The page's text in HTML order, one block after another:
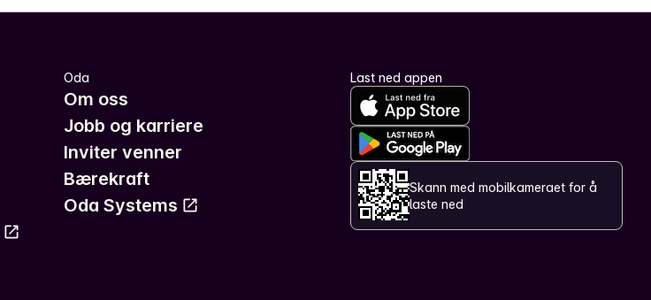
Oda
Om oss
Jobb og karriere
Inviter venner
Bærekraft
Oda Systems
Last ned appen
Skann med mobilkameraet for å
laste ned